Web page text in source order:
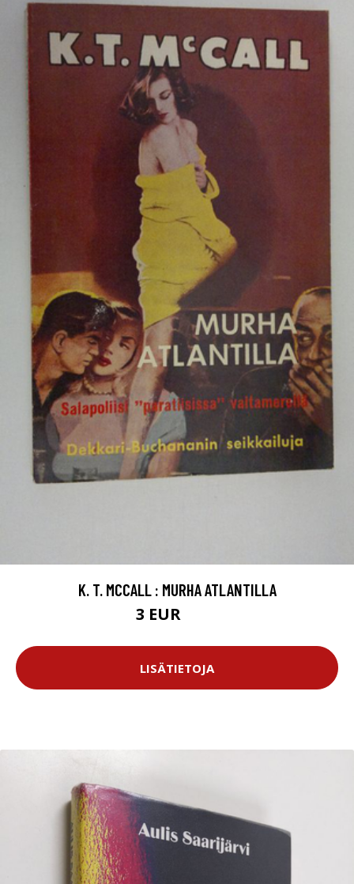
K. T. MCCALL : MURHA ATLANTILLA
3 EUR
LISÄTIETOJA